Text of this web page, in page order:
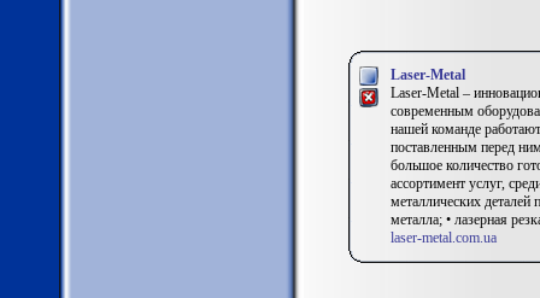
Laser-Metal
Laser-Metal –
современным
нашей команде
поставленным перед
большое количество
ассортимент услуг,
металлических деталей
металла; • лазерная
laser-metal.com.ua